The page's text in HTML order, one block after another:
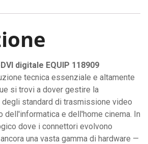
digitale EQUIP 118909
tecnica essenziale e altamente
si trovi a dover gestire la
degli standard di trasmissione video
dell'informatica e dell'home cinema. In
dove i connettori evolvono
una vasta gamma di hardware —